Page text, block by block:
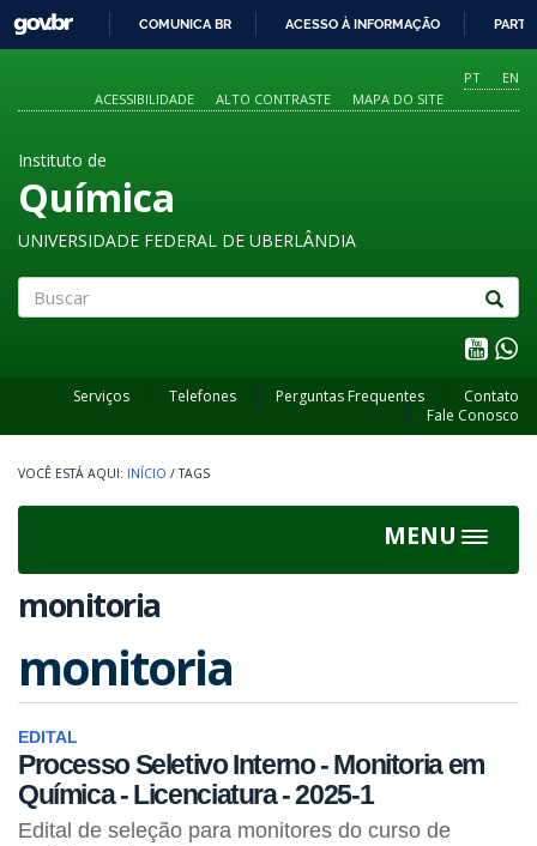
O
CONTEÚDO
GOVBR
COMUNICA BR ACESSO À INFORMAÇÃO
PT
EN
ACESSIBILIDADE
ALTO CONTRASTE MAPA DO SITE
Instituto de
Química
UNIVERSIDADE FEDERAL DE UBERLÂNDIA
Serviços Telefones Perguntas Frequentes
Contato
Fale Conosco
INÍCIO / TAGS
MENU
Toggle
monitoria
monitoria
EDITAL
Processo Seletivo Interno - Monitoria em
Química - Licenciatura - 2025-1
Edital de seleção para monitores do curso de